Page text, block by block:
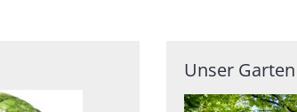
Unser Garten